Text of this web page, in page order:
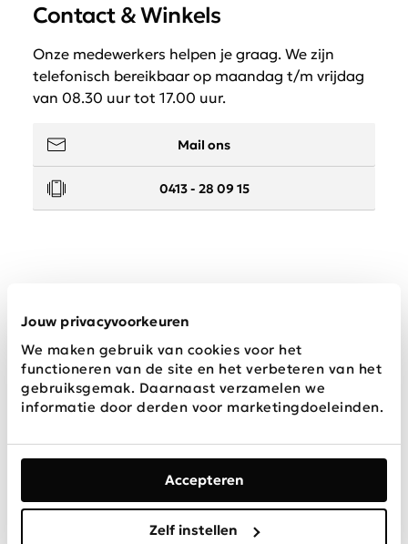
Jouw privacyvoorkeuren
We maken gebruik van cookies voor het
functioneren van de site en het verbeteren van het
gebruiksgemak. Daarnaast verzamelen we
informatie door derden voor marketingdoeleinden.
Accepteren
Zelf instellen
Contact & Winkels
Onze medewerkers helpen je graag. We zijn
telefonisch bereikbaar op maandag t/m vrijdag
van 08.30 uur tot 17.00 uur.
Mail ons
0413 - 28 09 15
Wij zijn Schijvens mode
Algemene
Privacy &
Cookies
Disclaimer